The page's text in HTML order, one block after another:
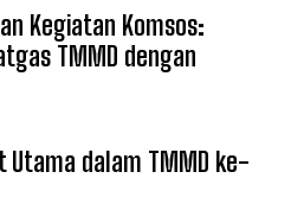
Kegiatan Komsos:
TMMD dengan
Utama dalam TMMD ke-